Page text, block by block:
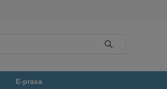
Szukaj
E-prasa